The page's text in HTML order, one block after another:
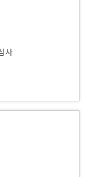
사